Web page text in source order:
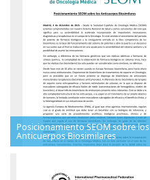
Posicionamiento SEOM sobre los
Anticuerpos Biosimilares